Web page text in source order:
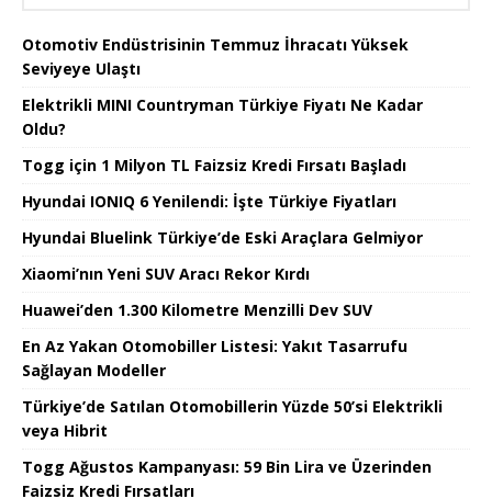
Otomotiv Endüstrisinin Temmuz İhracatı Yüksek
Seviyeye Ulaştı
Elektrikli MINI Countryman Türkiye Fiyatı Ne Kadar
Oldu?
Togg için 1 Milyon TL Faizsiz Kredi Fırsatı Başladı
Hyundai IONIQ 6 Yenilendi: İşte Türkiye Fiyatları
Hyundai Bluelink Türkiye’de Eski Araçlara Gelmiyor
Xiaomi’nın Yeni SUV Aracı Rekor Kırdı
Huawei’den 1.300 Kilometre Menzilli Dev SUV
En Az Yakan Otomobiller Listesi: Yakıt Tasarrufu
Sağlayan Modeller
Türkiye’de Satılan Otomobillerin Yüzde 50’si Elektrikli
veya Hibrit
Togg Ağustos Kampanyası: 59 Bin Lira ve Üzerinden
Faizsiz Kredi Fırsatları